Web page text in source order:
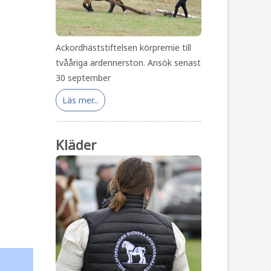
Ackordhäststiftelsen körpremie till
tvååriga ardennerston. Ansök senast
30 september
Läs mer...
Kläder